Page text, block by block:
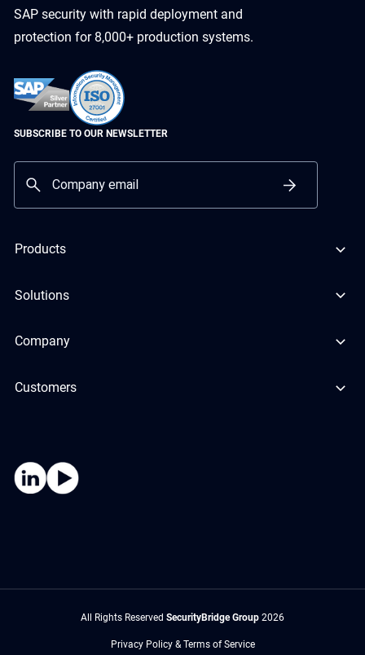
SAP security with rapid deployment and
protection for 8,000+ production systems.
SUBSCRIBE TO OUR NEWSLETTER
Products
Solutions
Company
Customers
All Rights Reserved SecurityBridge Group 2026
Privacy Policy & Terms of Service